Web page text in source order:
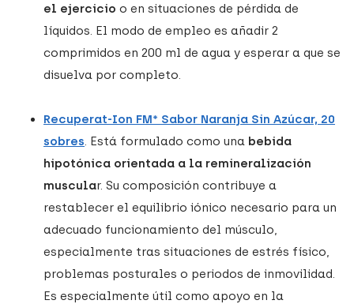
el ejercicio o en situaciones de pérdida de
líquidos. El modo de empleo es añadir 2
comprimidos en 200 ml de agua y esperar a que se
disuelva por completo.
Recuperat-Ion FM* Sabor Naranja Sin Azúcar, 20
sobres. Está formulado como una bebida
hipotónica orientada a la remineralización
muscular. Su composición contribuye a
restablecer el equilibrio iónico necesario para un
adecuado funcionamiento del músculo,
especialmente tras situaciones de estrés físico,
problemas posturales o periodos de inmovilidad.
Es especialmente útil como apoyo en la